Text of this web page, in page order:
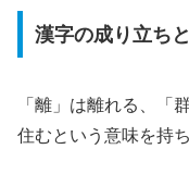
漢字の成り立ち
「離」は離れる、「
住むという意味を持ち